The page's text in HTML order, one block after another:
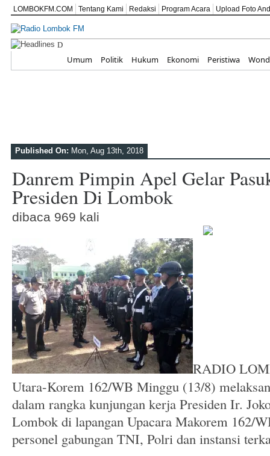
LOMBOKFM.COM Tentang Kami Redaksi Program Acara Upload Foto
Di Balik Ruang Tera
Umum Politik Hukum Ekonomi Peristiwa
Published On: Mon, Aug 13th, 2018
Danrem Pimpin Apel Gelar
Presiden Di Lombok
dibaca 969 kali
RADIO
Utara-Korem 162/WB Minggu (13/8)
dalam rangka kunjungan kerja Presiden Ir.
Lombok di lapangan Upacara Makorem 162/
personel gabungan TNI, Polri dan instansi